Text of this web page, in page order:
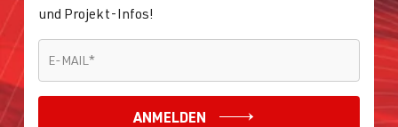
und Projekt-Infos!
E-MAIL *
ANMELDEN